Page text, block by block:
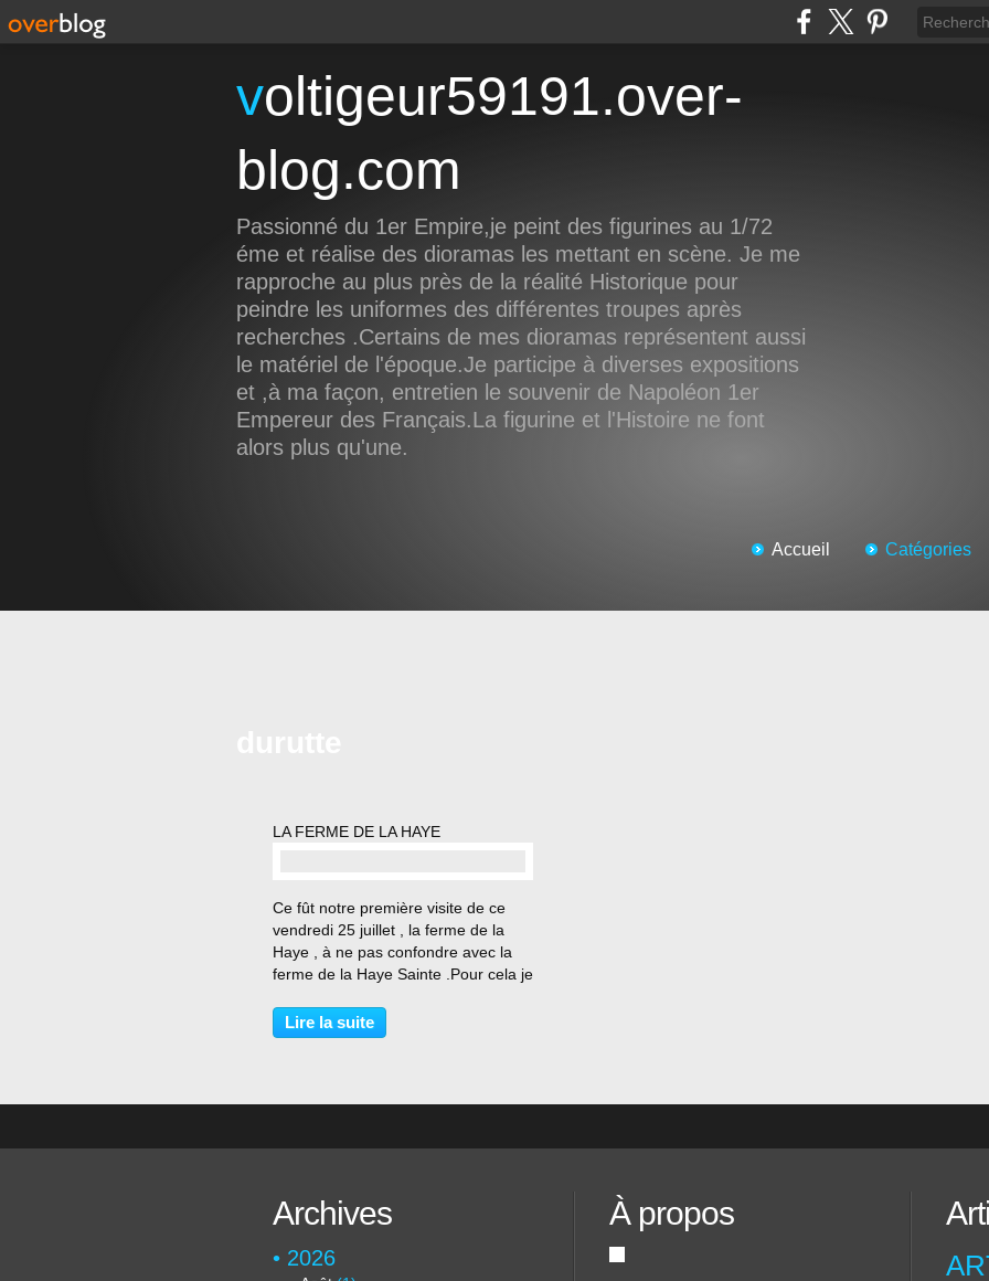
voltigeur59191.over-
blog.com
Passionné du 1er Empire,je peint des figurines au 1/72
éme et réalise des dioramas les mettant en scène. Je me
rapproche au plus près de la réalité Historique pour
peindre les uniformes des différentes troupes après
recherches .Certains de mes dioramas représentent aussi
le matériel de l'époque.Je participe à diverses expositions
et ,à ma façon, entretien le souvenir de Napoléon 1er
Empereur des Français.La figurine et l'Histoire ne font
alors plus qu'une.
Accueil Catégories
LA FERME DE LA HAYE
Ce fût notre première visite de ce
vendredi 25 juillet , la ferme de la
Haye , à ne pas confondre avec la
ferme de la Haye Sainte .Pour cela je
Papelotte , qui est devenue un
centre équestre. La ferme de la
Lire la suite
Archives
2026
À propos